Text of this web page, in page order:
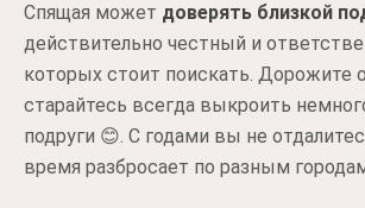
Спящая может доверять близкой
действительно честный и
которых стоит поискать. Дорожите
старайтесь всегда выкроить
подруги 😊. С годами вы не
время разбросает по разным